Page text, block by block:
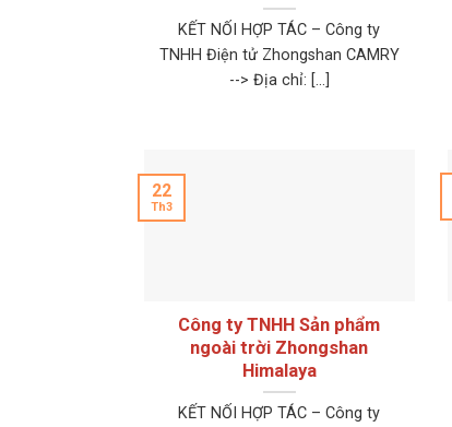
KẾT NỐI HỢP TÁC – Công ty
TNHH Điện tử Zhongshan CAMRY
--> Địa chỉ: [...]
Công ty TNHH Sản phẩm
ngoài trời Zhongshan
Himalaya
KẾT NỐI HỢP TÁC – Công ty
22
Th3